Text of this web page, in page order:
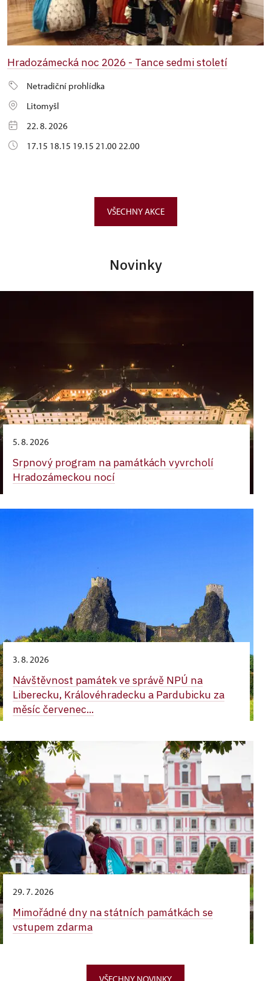
Hradozámecká noc 2026 - Tance sedmi století
Netradiční prohlídka
Litomyšl
22. 8. 2026
17.15 18.15 19.15 21.00 22.00
VŠECHNY AKCE
Novinky
5. 8. 2026
Srpnový program na památkách vyvrcholí
Hradozámeckou nocí
3. 8. 2026
Návštěvnost památek ve správě NPÚ na
Liberecku, Královéhradecku a Pardubicku za
měsíc červenec...
29. 7. 2026
Mimořádné dny na státních památkách se
vstupem zdarma